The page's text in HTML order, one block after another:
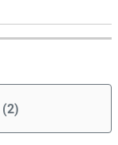
(2)